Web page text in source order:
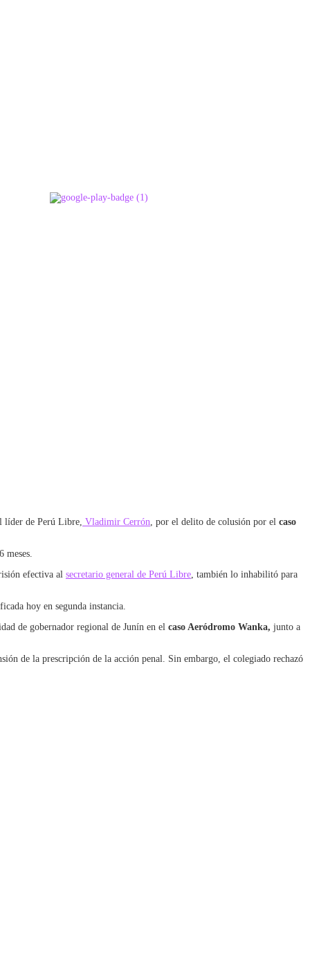
líder de Perú Libre, Vladimir Cerrón , por el delito de colusión por el caso
efectiva al secretario general de Perú Libre , también lo inhabilitó para
hoy en segunda instancia.
de gobernador regional de Junín en el caso Aeródromo Wanka, junto a
de la prescripción de la acción penal. Sin embargo, el colegiado rechazó